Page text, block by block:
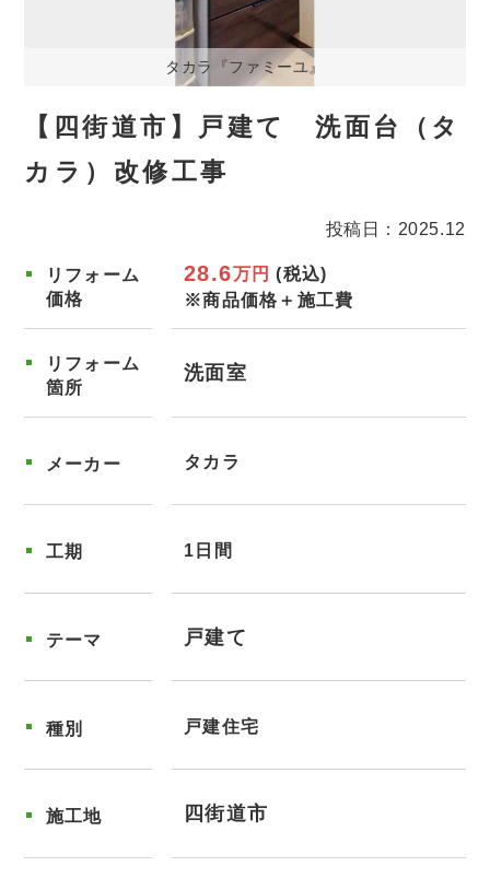
タカラ『ファミーユ』
【四街道市】戸建て 洗面台（タ
カラ）改修工事
投稿日：2025.12
リフォーム
価格
28.6万円 (税込)
※商品価格＋施工費
リフォーム
箇所
洗面室
メーカー タカラ
工期 1日間
テーマ 戸建て
種別 戸建住宅
施工地 四街道市